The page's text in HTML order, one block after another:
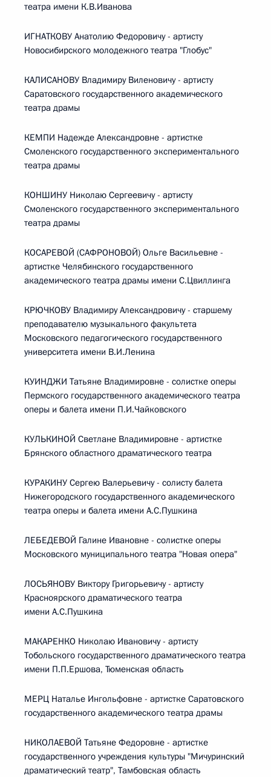
театра имени К.В.Иванова
ИГНАТКОВУ Анатолию Федоровичу - артисту
Новосибирского молодежного театра "Глобус"
КАЛИСАНОВУ Владимиру Виленовичу - артисту
Саратовского государственного академического
театра драмы
КЕМПИ Надежде Александровне - артистке
Смоленского государственного экспериментального
театра драмы
КОНШИНУ Николаю Сергеевичу - артисту
Смоленского государственного экспериментального
театра драмы
КОСАРЕВОЙ (САФРОНОВОЙ) Ольге Васильевне -
артистке Челябинского государственного
академического театра драмы имени С.Цвиллинга
КРЮЧКОВУ Владимиру Александровичу - старшему
преподавателю музыкального факультета
Московского педагогического государственного
университета имени В.И.Ленина
КУИНДЖИ Татьяне Владимировне - солистке оперы
Пермского государственного академического театра
оперы и балета имени П.И.Чайковского
КУЛЬКИНОЙ Светлане Владимировне - артистке
Брянского областного драматического театра
КУРАКИНУ Сергею Валерьевичу - солисту балета
Нижегородского государственного академического
театра оперы и балета имени А.С.Пушкина
ЛЕБЕДЕВОЙ Галине Ивановне - солистке оперы
Московского муниципального театра "Новая опера"
ЛОСЬЯНОВУ Виктору Григорьевичу - артисту
Красноярского драматического театра
имени А.С.Пушкина
МАКАРЕНКО Николаю Ивановичу - артисту
Тобольского государственного драматического театра
имени П.П.Ершова, Тюменская область
МЕРЦ Наталье Ингольфовне - артистке Саратовского
государственного академического театра драмы
НИКОЛАЕВОЙ Татьяне Федоровне - артистке
государственного учреждения культуры "Мичуринский
драматический театр", Тамбовская область